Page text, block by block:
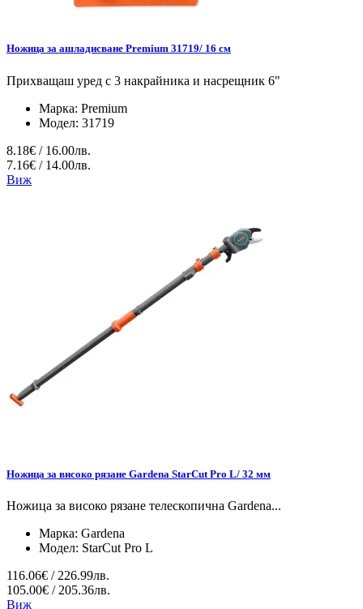
Ножица за ашладисване Premium 31719/ 16 см
Прихващаш уред с 3 накрайника и насрещник 6"
Марка: Premium
Модел: 31719
8.18€ / 16.00лв.
7.16€ / 14.00лв.
Виж
Ножица за високо рязане Gardena StarCut Pro L/ 32 мм
Ножица за високо рязане телескопична Gardena...
Марка: Gardena
Модел: StarCut Pro L
116.06€ / 226.99лв.
105.00€ / 205.36лв.
Виж